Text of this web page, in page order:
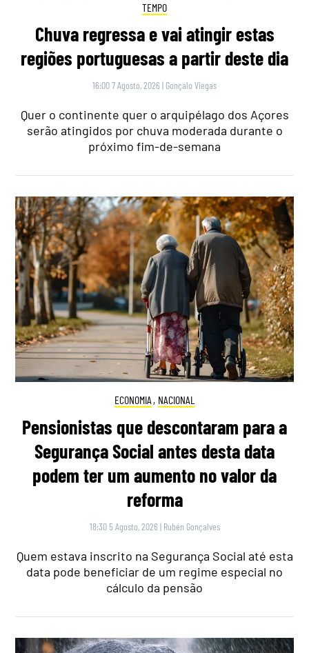
TEMPO
Chuva regressa e vai atingir estas
regiões portuguesas a partir deste dia
16:00 7 Agosto, 2026 | Gonçalo Viegas
Quer o continente quer o arquipélago dos Açores
serão atingidos por chuva moderada durante o
próximo fim-de-semana
ECONOMIA , NACIONAL
Pensionistas que descontaram para a
Segurança Social antes desta data
podem ter um aumento no valor da
reforma
18:30 5 Agosto, 2026 | Rubén Gonçalves
Quem estava inscrito na Segurança Social até esta
data pode beneficiar de um regime especial no
cálculo da pensão